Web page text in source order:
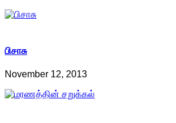
பிசாசு
November 12, 2013